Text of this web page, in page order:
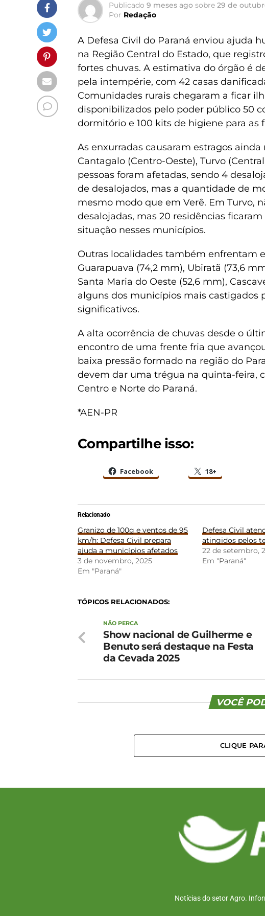
Publicado 9 meses ago sobre 29 de
Por Redação
A Defesa Civil do Paraná enviou ajuda
na Região Central do Estado, que
fortes chuvas. A estimativa do órgão é
pela intempérie, com 42 casas
Comunidades rurais chegaram a ficar
disponibilizados pelo poder público 50
dormitório e 100 kits de higiene para as
As enxurradas causaram estragos
Cantagalo (Centro-Oeste), Turvo
pessoas foram afetadas, sendo 4
de desalojados, mas a quantidade de
mesmo modo que em Verê. Em Turvo,
desalojadas, mas 20 residências
situação nesses municípios.
Outras localidades também enfrentam
Guarapuava (74,2 mm), Ubiratã (73,6
Santa Maria do Oeste (52,6 mm),
alguns dos municípios mais castigados
significativos.
A alta ocorrência de chuvas desde o
encontro de uma frente fria que
baixa pressão formado na região do
devem dar uma trégua na quinta-feira,
Centro e Norte do Paraná.
*AEN-PR
Compartilhe isso:
Facebook 18+
Relacionado
Granizo de 100g e ventos de 95
km/h: Defesa Civil prepara
ajuda a municípios afetados
3 de novembro, 2025
Em "Paraná"
Defesa Civil
atingidos pelos
22 de setembro,
Em "Paraná"
TÓPICOS RELACIONADOS:
NÃO PERCA
Show nacional de Guilherme e
Benuto será destaque na Festa
da Cevada 2025
VOCÊ
CLIQUE
Notícias do setor Agro.